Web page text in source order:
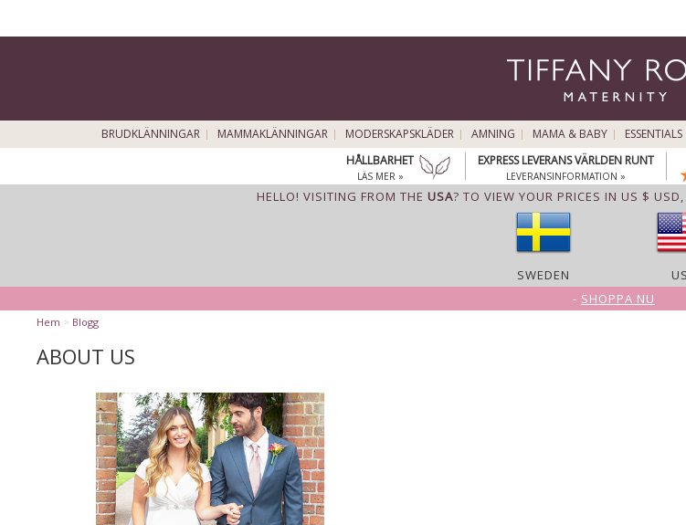
BRUDKLÄNNINGAR MAMMAKLÄNNINGAR MODERSKAPSKLÄDER AMNING MAMA & BABY ESSENTIALS
HÅLLBARHET
LÄS MER »
EXPRESS LEVERANS VÄRLDEN RUNT
LEVERANSINFORMATION »
HELLO! VISITING FROM THE USA? TO VIEW YOUR PRICES IN US $ USD,
SWEDEN
- SHOPPA NU
Hem > Blogg
ABOUT US